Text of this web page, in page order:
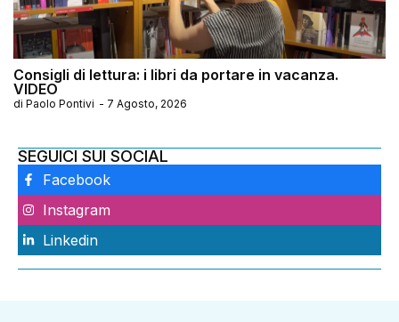
Consigli di lettura: i libri da portare in vacanza.
VIDEO
di Paolo Pontivi - 7 Agosto, 2026
SEGUICI SUI SOCIAL
Facebook
Instagram
Linkedin